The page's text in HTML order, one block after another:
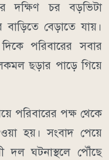
দক্ষিণ চর বড়ভিটা
বাড়িতে বেড়াতে যায়।
পরিবারের সবার
ছড়ার পাড়ে গিয়ে
পরিবারের পক্ষ থেকে
হয়। সংবাদ পেয়ে
দল ঘটনাস্থলে পৌঁছে